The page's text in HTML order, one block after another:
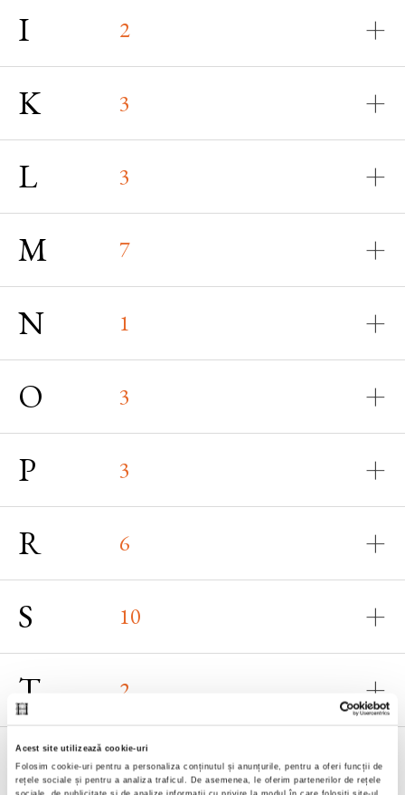
Acest site utilizează cookie-uri
Folosim cookie-uri pentru a personaliza conținutul și anunțurile, pentru a oferi funcții de
rețele sociale și pentru a analiza traficul. De asemenea, le oferim partenerilor de rețele
I 2
K 3
L 3
M 7
N 1
O 3
P 3
R 6
S 10
T 2
V 3